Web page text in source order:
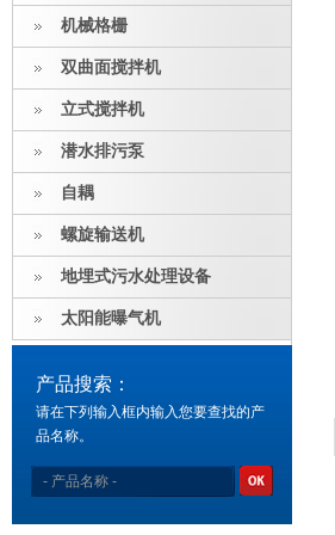
机械格栅
双曲面搅拌机
立式搅拌机
潜水排污泵
自耦
螺旋输送机
地埋式污水处理设备
太阳能曝气机
产品搜索：
请在下列输入框内输入您要查找的产
品名称。